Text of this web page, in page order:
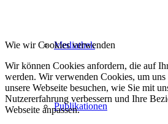
Mediathek
Publikationen
Wie wir Cookies verwenden
Wir können Cookies anfordern, die auf
werden. Wir verwenden Cookies, um
unsere Webseite besuchen, wie Sie mit
Nutzererfahrung verbessern und Ihre
Webseite anpassen.